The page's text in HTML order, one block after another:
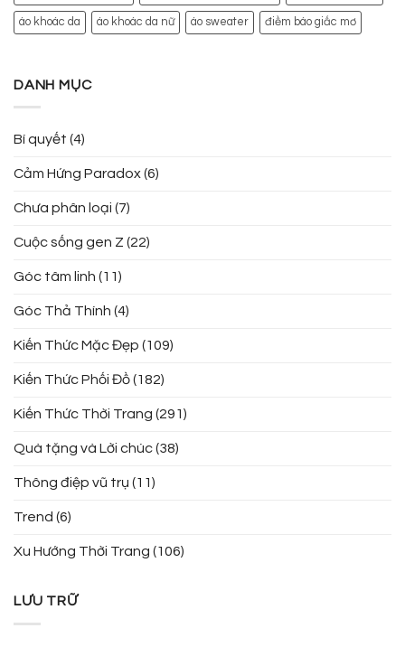
áo khoác da áo khoác da nữ áo sweater điềm báo giấc mơ
DANH MỤC
Bí quyết (4)
Cảm Hứng Paradox(6)
Chưa phân loại (7)
Cuộc sống gen Z (22)
Góc tâm linh (11)
Góc Thả Thính (4)
Kiến Thức Mặc Đẹp (109)
Kiến Thức Phối Đồ(182)
Kiến Thức Thời Trang (291)
Quà tặng và Lời chúc(38)
Thông điệp vũ trụ (11)
Trend (6)
Xu Hướng Thời Trang (106)
LƯU TRỮ